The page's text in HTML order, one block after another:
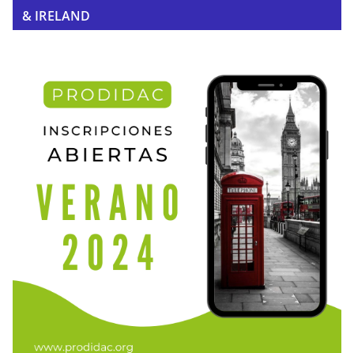
& IRELAND